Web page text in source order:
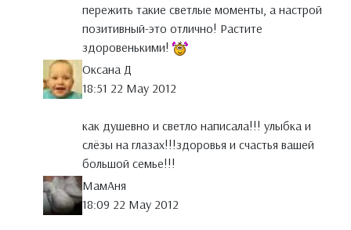
пережить такие светлые моменты, а настрой
позитивный-это отлично! Растите
здоровенькими!
Оксана Д
18:51 22 May 2012
как душевно и светло написала!!! улыбка и
слёзы на глазах!!!здоровья и счастья вашей
большой семье!!!
МамАня
18:09 22 May 2012